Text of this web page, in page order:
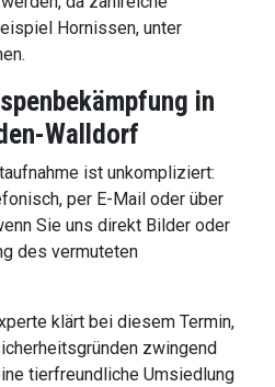
Hornissen, unter
in
Walldorf
ist unkompliziert:
per E-Mail oder über
Sie uns direkt Bilder oder
des vermuteten
klärt bei diesem Termin,
zwingend
tierfreundliche Umsiedlung